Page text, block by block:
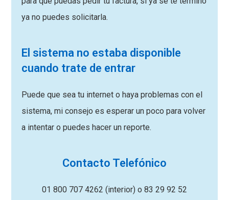
ya no puedes solicitarla.
El sistema no estaba disponible
cuando trate de entrar
Puede que sea tu internet o haya problemas con el
sistema, mi consejo es esperar un poco para volver
a intentar o puedes hacer un reporte.
Contacto Telefónico
01 800 707 4262 (interior) o 83 29 92 52